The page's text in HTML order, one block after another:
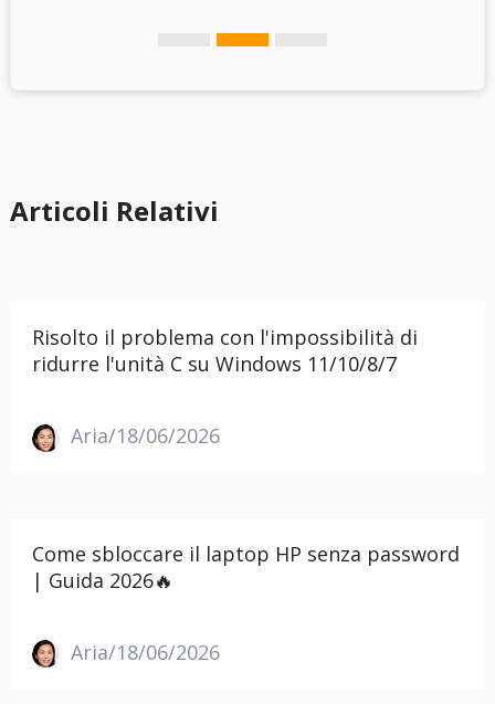
Articoli Relativi
Risolto il problema con l'impossibilità di
ridurre l'unità C su Windows 11/10/8/7
Aria/18/06/2026
Come sbloccare il laptop HP senza password
| Guida 2026🔥
Aria/18/06/2026